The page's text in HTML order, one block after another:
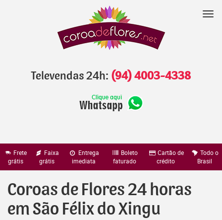
Televendas 24h: (94) 4003-4338
Frete
grátis
Faixa
grátis
Entrega
imediata
Boleto
faturado
Cartão de
crédito
Todo o
Brasil
Coroas de Flores 24 horas
em São Félix do Xingu